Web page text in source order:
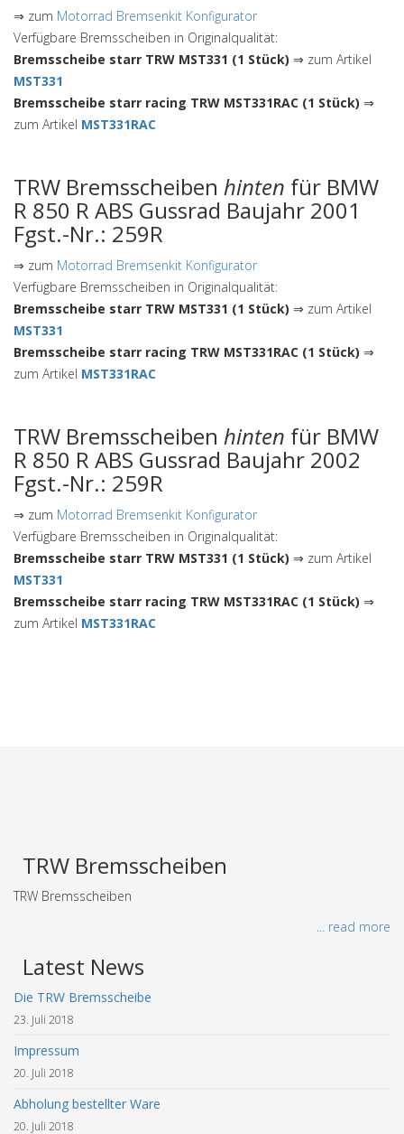
⇒ zum Motorrad Bremsenkit Konfigurator
Verfügbare Bremsscheiben in Originalqualität:
Bremsscheibe starr TRW MST331 (1 Stück) ⇒ zum Artikel
MST331
Bremsscheibe starr racing TRW MST331RAC (1 Stück) ⇒
zum Artikel MST331RAC
TRW Bremsscheiben hinten für BMW
R 850 R ABS Gussrad Baujahr 2001
Fgst.-Nr.: 259R
⇒ zum Motorrad Bremsenkit Konfigurator
Verfügbare Bremsscheiben in Originalqualität:
Bremsscheibe starr TRW MST331 (1 Stück) ⇒ zum Artikel
MST331
Bremsscheibe starr racing TRW MST331RAC (1 Stück) ⇒
zum Artikel MST331RAC
TRW Bremsscheiben hinten für BMW
R 850 R ABS Gussrad Baujahr 2002
Fgst.-Nr.: 259R
⇒ zum Motorrad Bremsenkit Konfigurator
Verfügbare Bremsscheiben in Originalqualität:
Bremsscheibe starr TRW MST331 (1 Stück) ⇒ zum Artikel
MST331
Bremsscheibe starr racing TRW MST331RAC (1 Stück) ⇒
zum Artikel MST331RAC
TRW Bremsscheiben
TRW Bremsscheiben
... read more
Latest News
Die TRW Bremsscheibe
23. Juli 2018
Impressum
20. Juli 2018
Abholung bestellter Ware
20. Juli 2018